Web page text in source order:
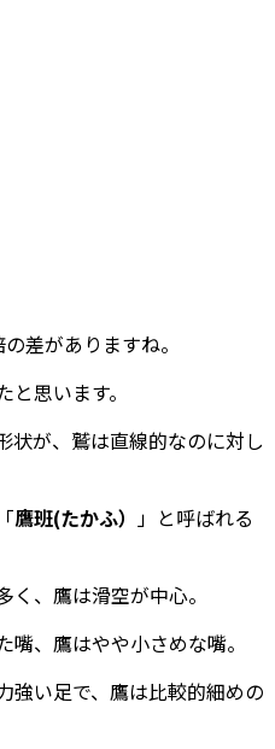
差がありますね。
思います。
状が、鷲は直線的なのに対し
鷹班(たかふ） 」と呼ばれる
、鷹は滑空が中心。
、鷹はやや小さめな嘴。
強い足で、鷹は比較的細めの